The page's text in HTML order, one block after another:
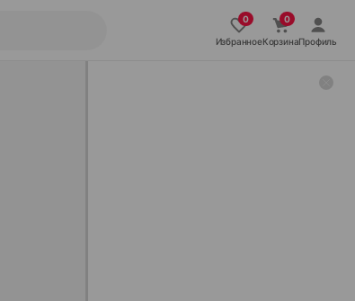
ИзбранноеКорзинаПрофиль